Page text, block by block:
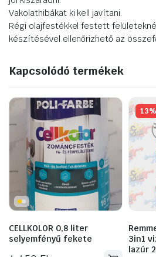
Vakolathibákat ki kell javítani.
Régi olajfestékkel festett
készítésével ellenőrizhető az
Kapcsolódó termékek
CELLKOLOR 0,8 liter
selyemfényű fekete
13%
3in1
lazúr